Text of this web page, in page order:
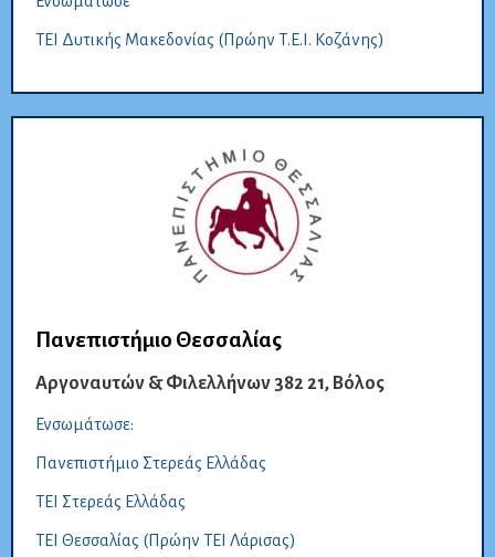
ΤΕΙ Δυτικής Μακεδονίας (Πρώην Τ.Ε.Ι. Κοζάνης)
Πανεπιστήμιο Θεσσαλίας
Αργοναυτών & Φιλελλήνων 382 21, Βόλος
Ενσωμάτωσε:
Πανεπιστήμιο Στερεάς Ελλάδας
ΤΕΙ Στερεάς Ελλάδας
ΤΕΙ Θεσσαλίας (Πρώην ΤΕΙ Λάρισας)